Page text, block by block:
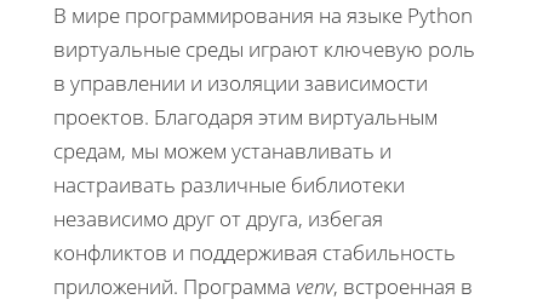
В мире программирования на языке Python
виртуальные среды играют ключевую роль
в управлении и изоляции зависимости
проектов. Благодаря этим виртуальным
средам, мы можем устанавливать и
настраивать различные библиотеки
независимо друг от друга, избегая
конфликтов и поддерживая стабильность
приложений. Программа venv, встроенная в